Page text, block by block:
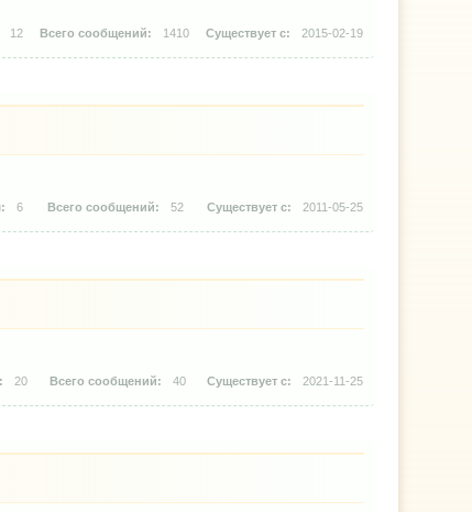
12 1410 2015-02-19
6 52 2011-05-25
20 40 2021-11-25